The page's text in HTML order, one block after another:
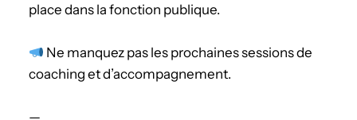
place dans la fonction publique.
Ne manquez pas les prochaines sessions de
coaching et d’accompagnement.
—